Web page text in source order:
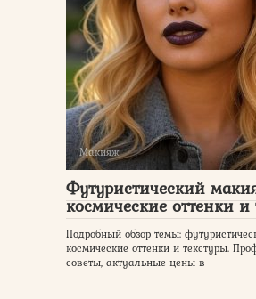
Макияж
Футуристический
космические оттенки и
Подробный обзор темы:
космические оттенки и текстуры.
советы, актуальные цены в